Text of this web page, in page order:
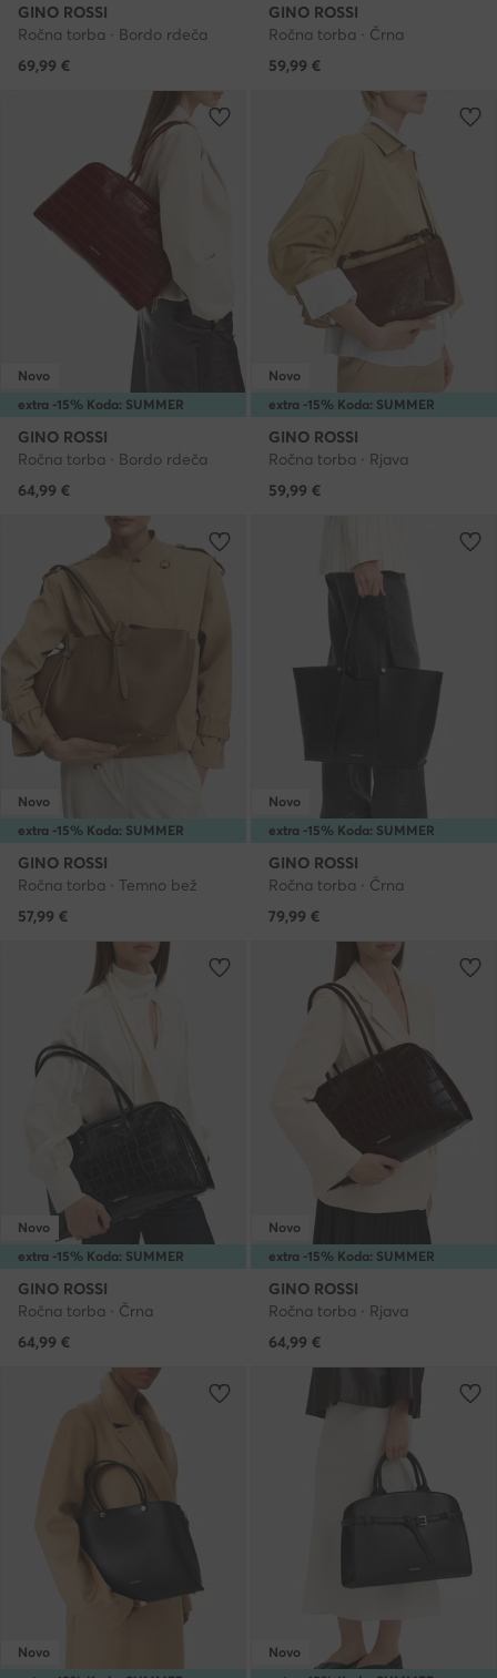
GINO ROSSI
Ročna torba · Bordo rdeča
69,99 €
GINO ROSSI
Ročna torba · Črna
59,99 €
extra -15% Koda: SUMMER
Novo
GINO ROSSI
Ročna torba · Bordo rdeča
64,99 €
extra -15% Koda: SUMMER
Novo
GINO ROSSI
Ročna torba · Rjava
59,99 €
extra -15% Koda: SUMMER
Novo
GINO ROSSI
Ročna torba · Temno bež
57,99 €
extra -15% Koda: SUMMER
Novo
GINO ROSSI
Ročna torba · Črna
79,99 €
extra -15% Koda: SUMMER
Novo
GINO ROSSI
Ročna torba · Črna
64,99 €
extra -15% Koda: SUMMER
Novo
GINO ROSSI
Ročna torba · Rjava
64,99 €
Novo
Novo